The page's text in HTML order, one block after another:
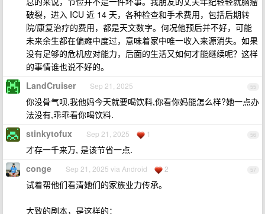
破裂，进入 ICU 近 14 天，各种检查和手术费用，包括后期转
院/康复治疗的费用，都是天文数字。何况他预后并不好，可能
未来余生都在偏瘫中度过，意味着家中唯一收入来源消失。如果
没有足够的危机应对能力，后面的生活又如何才能继续呢？这样
的事情谁也说不好的。
55
LandCruiser Sep 21, 2025
你没骨气呗,我他妈今天就要喝饮料,你看你妈能怎么样?她一点办
法没有,乖乖看你喝饮料.
56
stinkytofux Sep 21, 2025 1
才存一千来万, 是该节省一点.
57
conge Sep 21, 2025 via Android 2
试着帮他们看清她们的家族业力传承。
大致的剧本，是这样的：